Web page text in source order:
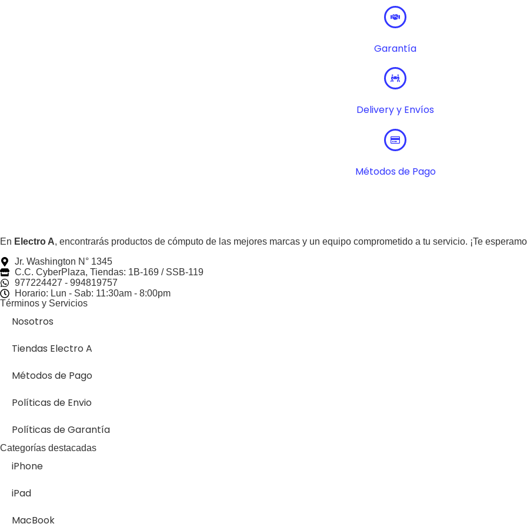
Garantía
Delivery y Envíos
Métodos de Pago
En Electro A, encontrarás productos de cómputo de las mejores marcas y un equipo comprometido a tu servicio. ¡Te
Jr. Washington N° 1345
C.C. CyberPlaza, Tiendas: 1B-169 / SSB-119
977224427 - 994819757
Horario: Lun - Sab: 11:30am - 8:00pm
Términos y Servicios
Nosotros
Tiendas Electro A
Métodos de Pago
Políticas de Envio
Políticas de Garantía
Categorías destacadas
iPhone
iPad
MacBook